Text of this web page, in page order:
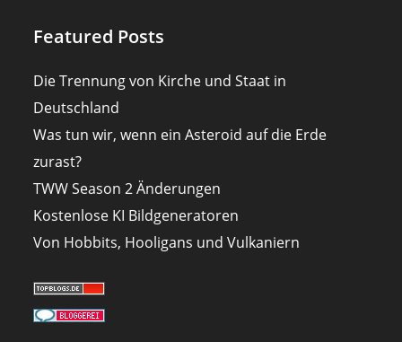
Featured Posts
Die Trennung von Kirche und Staat in
Deutschland
Was tun wir, wenn ein Asteroid auf die Erde
zurast?
TWW Season 2 Änderungen
Kostenlose KI Bildgeneratoren
Von Hobbits, Hooligans und Vulkaniern